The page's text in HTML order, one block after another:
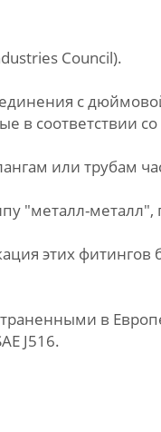
Council).
с
в соответствии со
или трубам
"металл-металл",
этих
в
J516.